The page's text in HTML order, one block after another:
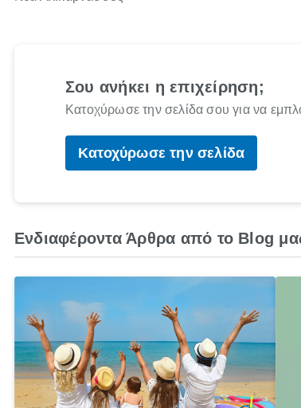
Σου ανήκει η επιχείρηση;
Κατοχύρωσε την σελίδα σου για να
Κατοχύρωσε την σελίδα
Ενδιαφέροντα Άρθρα από το Blog